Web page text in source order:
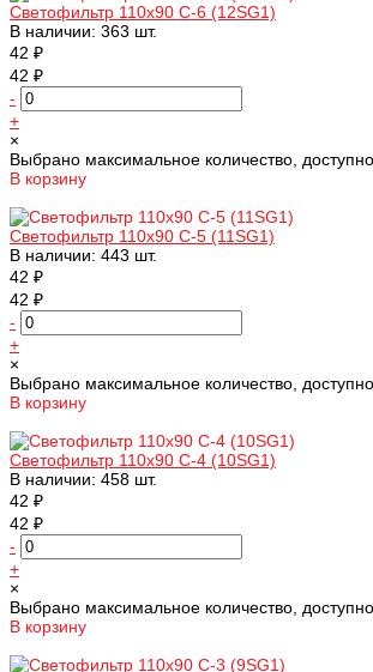
Светофильтр 110х90 С-6 (12SG1)
В наличии: 363 шт.
42 ₽
42 ₽
-
+
×
Выбрано максимальное количество,
В корзину
Светофильтр 110х90 С-5 (11SG1)
В наличии: 443 шт.
42 ₽
42 ₽
-
+
×
Выбрано максимальное количество,
В корзину
Светофильтр 110х90 С-4 (10SG1)
В наличии: 458 шт.
42 ₽
42 ₽
-
+
×
Выбрано максимальное количество,
В корзину